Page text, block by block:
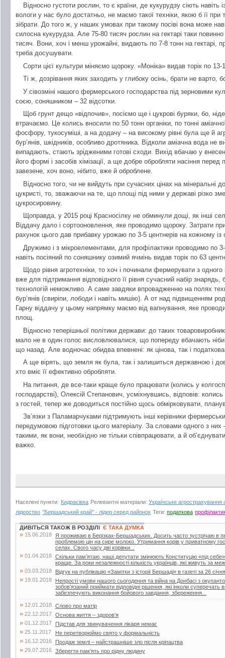
Відносно густоти рослин, то є країни, де кукурудзу сіють
вологи у нас було достатньо, не маємо такої техніки, якою б її
зібрати. До того ж, у наших умовах при такому посіві вона може
силосна кукурудза. Але 75-80 тисяч рослин на гектарі таки повинно
тисяч. Вони, хоч і менш урожайні, видають по 7-8 тонн на гектарі,
треба досушувати.
Сорти цієї культури міняємо щороку. «Моніка» видав торік по 13-
Ті ж, дозрівання яких заходить у глибоку осінь, брати не варто,
У сівозміні нашого фермерського господарства під зерновими
соєю, соняшником – 32 відсотки.
Щоб грунт дещо «відпочив», посіємо ще і цукрові буряки, бо,
втрачаємо. Це колись вносили по 50 тонн органіки, по тонні
фосфору, тукосуміші, а на додачу – на високому рівні була ще й
бур’янів, шкідників, особливо дротяника. Відколи аміачна вода не
випадають, стають зрідженими готові сходи. Вихід вбачаю у
його формі і засобів хімізації, а ще добре обробляти насіння
завезене, хоч воно, нібито, вже й оброблене.
Відносно того, чи не вийдуть при сучасних цінах на мінеральні
цукристі, то, зважаючи на те, що площі під ними у державі різко
цукросировину.
Щоправда, у 2015 році Красносілку не обминули дощі, як інші
Віддачу дало і сортооновлення, яке проводимо щороку. Затрати
рахунок цього дав прибавку урожаю по 3-5 центнерів на кожному із
Дружимо і з мікроелементами, для профілактики проводимо по 3-
навіть посіяний по соняшнику озимий ячмінь видав торік по 63
Щодо рівня агротехніки, то хоч і починали фермерувати з одного
вже для підтримання відповідного її рівня сучасний набір
технологій неможливо. А саме завдяки впровадженню на полях
бур’янів (свиріпи, лободи і навіть мишію). А от над підвищенням
Гарну віддачу у цьому напрямку маємо від вапнування, яке
площ.
Відносно теперішньої політики держави: до таких
мало не в один голос висловлювалися, що попереду вбачають ніби
що назад. Але водночас обидва впевнені: як цінова, так і
А ще вірять, що земля як була, так і залишиться державною і
хто вміє її ефективно обробляти.
На питання, де все-таки краще було працювати (колись у
господарстві), Олексій Степанович, усміхнувшись, відповів:
з гостей, тепер же доводиться постійно щось обмірковувати,
Зв’язки з Паламарчуками підтримують інші керівники
передумовою підготовки цього матеріалу. За словами одного з
такими, як вони, необхідно не тільки співпрацювати, а й
важко.
Населені пункти: Кидрасівка Релевантні матеріали: Українське агрострахування
лідерство "Бершадський край" - лідер серед районок Теги: податкова
ДИВІТЬСЯ ТАКОЖ В РОЗДІЛІ Є ТАКА ДУМКА
» 15.06.2018
Я проживаю в Берізках-Бершадських. Досить часто зустрічаю в
проблемою цін на сире молоко. Утримання корів у приватному
селах. Свого часу дві корівки...
» 01.04.2018 Скільки пам’ятаю, наші депутати змінюють Конституцію «під
краще. За роки незалежності кількість українців, які живуть за
» 03.03.2018 Відгук на публікацію «Замітки з історії Бершаді» в газеті за 26
» 19.01.2018
Непрості умови нашого сьогодення та війна на Донбасі з
зобов’язаний приймати відповідні рішення, які інколи
забезпечують виконання бойового завдання, збереження...
» 12.01.2018 Слово про матір
» 22.12.2017 Основа життя – здоров’я
» 01.12.2017 Підстав для звинувачення лікаря немає
» 25.11.2017 Не перетворюймо свято у формальність
» 16.12.2016 Продаж землі – найстрашніше зло після кріпацтва
» 29.07.2016 Зберегти пам’ять про рідну людину